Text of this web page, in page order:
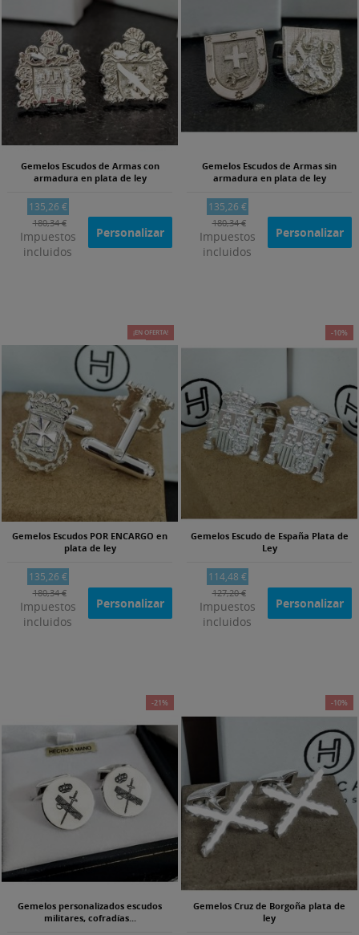
Gemelos Escudos de Armas con
armadura en plata de ley
135,26 €
180,34 €
Impuestos
incluidos
Personalizar
Gemelos Escudos de Armas sin
armadura en plata de ley
135,26 €
180,34 €
Impuestos
incluidos
Personalizar
-25%
¡EN OFERTA!
Gemelos Escudos POR ENCARGO en
plata de ley
135,26 €
180,34 €
Impuestos
incluidos
Personalizar
-10%
Gemelos Escudo de España Plata de
Ley
114,48 €
127,20 €
Impuestos
incluidos
Personalizar
-21%
Gemelos personalizados escudos
militares, cofradías...
-10%
Gemelos Cruz de Borgoña plata de
ley